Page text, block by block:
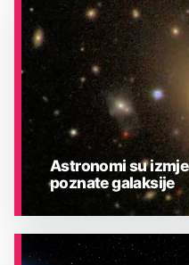
ASTRONOMIJA
ASTRONOMIJA
Astronomi su
poznate galaksije